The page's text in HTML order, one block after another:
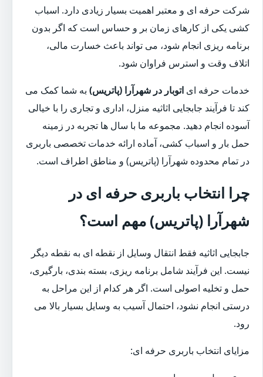
شرکت حرفه ای و معتبر اهمیت بسیار زیادی دارد. اسباب
کشی یکی از کارهای زمان بر و حساس است که اگر بدون
برنامه ریزی انجام شود، می تواند باعث خسارت مالی،
اتلاف وقت و استرس فراوان شود.
خدمات حرفه ای اتوبار در شهرآرا (پاتریس) به شما کمک می
کند تا فرآیند جابجایی اثاثیه منزل، اداری و تجاری را با خیالی
آسوده انجام دهید. مجموعه ما با سال ها تجربه در زمینه
حمل بار و اسباب کشی، آماده ارائه خدمات تخصصی باربری
در تمام محدوده شهرآرا (پاتریس) و مناطق اطراف است.
چرا انتخاب باربری حرفه ای در
شهرآرا (پاتریس) مهم است؟
جابجایی اثاثیه فقط انتقال وسایل از نقطه ای به نقطه دیگر
نیست. این فرآیند شامل برنامه ریزی، بسته بندی، بارگیری،
حمل و تخلیه اصولی است. اگر هر کدام از این مراحل به
درستی انجام نشود، احتمال آسیب به وسایل بسیار بالا می
رود.
مزایای انتخاب باربری حرفه ای: